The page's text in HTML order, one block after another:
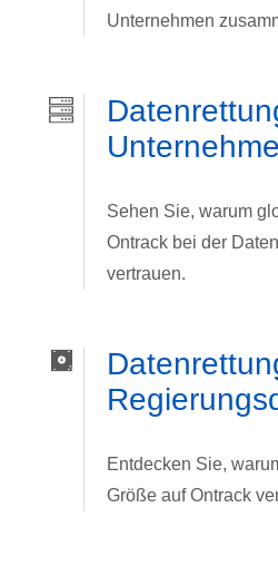
Unternehmen
Sehen Sie, warum
Ontrack bei der
vertrauen.
Entdecken Sie,
Größe auf Ontrack